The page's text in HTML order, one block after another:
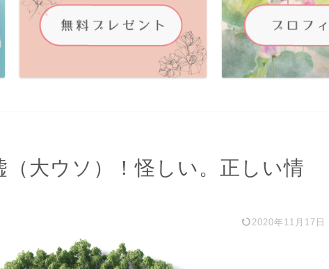
（大ウソ）！怪しい。正しい情
2020年11月17日